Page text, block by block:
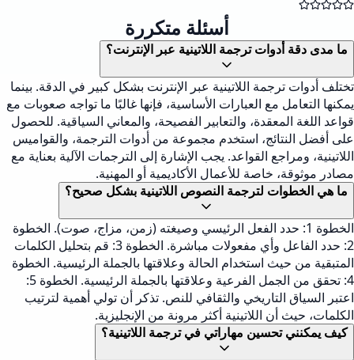
أسئلة متكررة
ما مدى دقة أدوات ترجمة اللاتينية عبر الإنترنت؟
تختلف أدوات ترجمة اللاتينية عبر الإنترنت بشكل كبير في الدقة. بينما
يمكنها التعامل مع العبارات الأساسية، فإنها غالبًا ما تواجه صعوبات مع
قواعد اللغة المعقدة، والتعابير الفصيحة، والمعاني السياقية. للحصول
على أفضل النتائج، استخدم مجموعة من أدوات الترجمة، والقواميس
اللاتينية، ومراجع القواعد. يجب الإشارة إلى الترجمات الآلية بعناية مع
مصادر موثوقة، خاصة للأعمال الأكاديمية أو المهنية.
ما هي الخطوات لترجمة النصوص اللاتينية بشكل صحيح؟
الخطوة 1: حدد الفعل الرئيسي وصيغته (زمن، مزاج، صوت). الخطوة
2: حدد الفاعل وأي مفعولات مباشرة. الخطوة 3: قم بتحليل الكلمات
المتبقية من حيث استخدام الحالة وعلاقتها بالجملة الرئيسية. الخطوة
4: تحقق من الجمل الفرعية وعلاقتها بالجملة الرئيسية. الخطوة 5:
اعتبر السياق التاريخي والثقافي للنص. تذكر أن تولي أهمية لترتيب
الكلمات، حيث أن اللاتينية أكثر مرونة من الإنجليزية.
كيف يمكنني تحسين مهاراتي في ترجمة اللاتينية؟